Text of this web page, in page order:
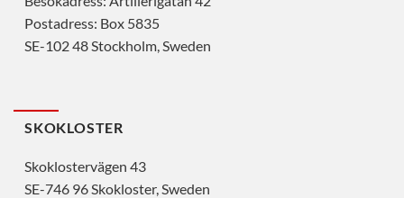
Postadress: Box 5835
SE-102 48 Stockholm, Sweden
SKOKLOSTER
Skoklostervägen 43
SE-746 96 Skokloster, Sweden